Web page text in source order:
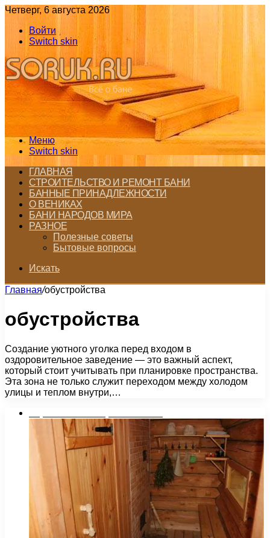
Четверг, 6 августа 2026
Войти
Switch skin
Меню
Switch skin
ГЛАВНАЯ
СТРОИТЕЛЬСТВО И РЕМОНТ БАНИ
БАННЫЕ ПРИНАДЛЕЖНОСТИ
О ВЕНИКАХ
БАНИ НАРОДОВ МИРА
РАЗНОЕ
Полезные советы
Бытовые вопросы
Искать
Главная/обустройства
обустройства
Создание уютного уголка перед входом в
оздоровительное заведение — это важный аспект,
который стоит учитывать при планировке пространства.
Эта зона не только служит переходом между холодом
улицы и теплом внутри,…